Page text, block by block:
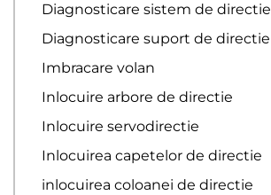
Diagnosticare sistem de directie
Diagnosticare suport de directie
Imbracare volan
Inlocuire arbore de directie
Inlocuire servodirectie
Inlocuirea capetelor de directie
inlocuirea coloanei de directie